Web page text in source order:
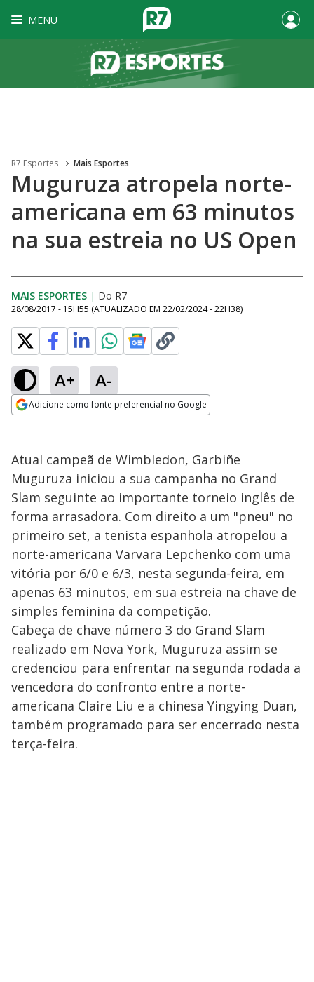
MENU
R7 Esportes Mais Esportes
Muguruza atropela norte-
americana em 63 minutos
na sua estreia no US Open
MAIS ESPORTES | Do R7
28/08/2017 - 15H55 (ATUALIZADO EM 22/02/2024 - 22H38)
A+ A-
Adicione como fonte preferencial no Google
Atual campeã de Wimbledon, Garbiñe
Muguruza iniciou a sua campanha no Grand
Slam seguinte ao importante torneio inglês de
forma arrasadora. Com direito a um "pneu" no
primeiro set, a tenista espanhola atropelou a
norte-americana Varvara Lepchenko com uma
vitória por 6/0 e 6/3, nesta segunda-feira, em
apenas 63 minutos, em sua estreia na chave de
simples feminina da competição.
Cabeça de chave número 3 do Grand Slam
realizado em Nova York, Muguruza assim se
credenciou para enfrentar na segunda rodada a
vencedora do confronto entre a norte-
americana Claire Liu e a chinesa Yingying Duan,
também programado para ser encerrado nesta
terça-feira.